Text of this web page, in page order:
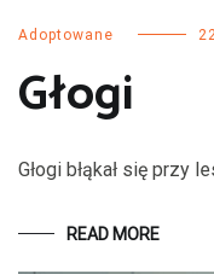
Adoptowane
Głogi
Głogi błąkał się przy
READ MORE